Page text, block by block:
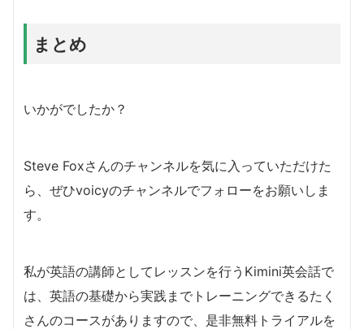
まとめ
いかがでしたか？
Steve Foxさんのチャンネルを気に入っていただけた
ら、ぜひvoicyのチャンネルでフォローをお願いしま
す。
私が英語の講師としてレッスンを行うKimini英会話で
は、英語の基礎から実践までトレーニングできるたく
さんのコースがありますので、是非無料トライアルを